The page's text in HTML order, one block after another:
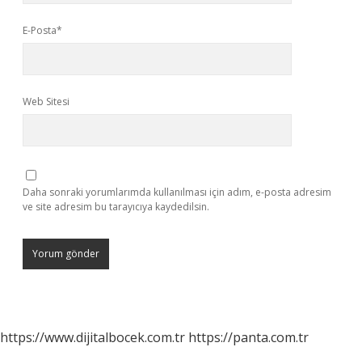
E-Posta*
Web Sitesi
Daha sonraki yorumlarımda kullanılması için adım, e-posta adresim
ve site adresim bu tarayıcıya kaydedilsin.
https://www.dijitalbocek.com.tr https://panta.com.tr